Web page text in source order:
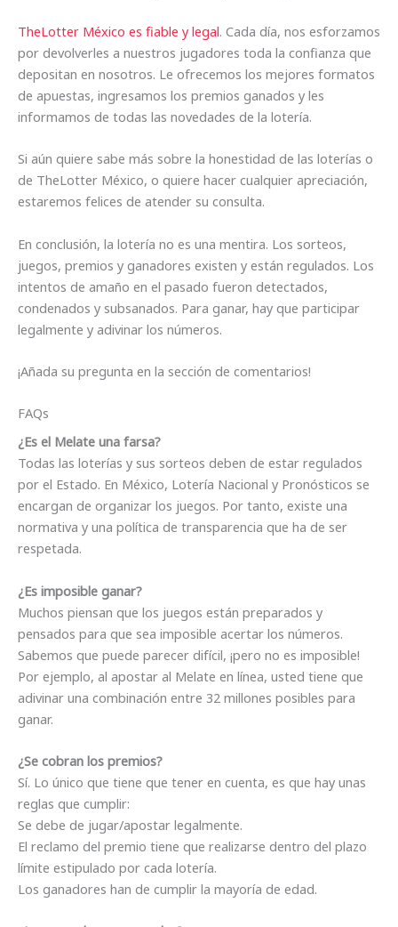
TheLotter México es fiable y legal. Cada día, nos esforzamos
por devolverles a nuestros jugadores toda la confianza que
depositan en nosotros. Le ofrecemos los mejores formatos
de apuestas, ingresamos los premios ganados y les
informamos de todas las novedades de la lotería.
Si aún quiere sabe más sobre la honestidad de las loterías o
de TheLotter México, o quiere hacer cualquier apreciación,
estaremos felices de atender su consulta.
En conclusión, la lotería no es una mentira. Los sorteos,
juegos, premios y ganadores existen y están regulados. Los
intentos de amaño en el pasado fueron detectados,
condenados y subsanados. Para ganar, hay que participar
legalmente y adivinar los números.
¡Añada su pregunta en la sección de comentarios!
FAQs
¿Es el Melate una farsa?
Todas las loterías y sus sorteos deben de estar regulados
por el Estado. En México, Lotería Nacional y Pronósticos se
encargan de organizar los juegos. Por tanto, existe una
normativa y una política de transparencia que ha de ser
respetada.
¿Es imposible ganar?
Muchos piensan que los juegos están preparados y
pensados para que sea imposible acertar los números.
Sabemos que puede parecer difícil, ¡pero no es imposible!
Por ejemplo, al apostar al Melate en línea, usted tiene que
adivinar una combinación entre 32 millones posibles para
ganar.
¿Se cobran los premios?
Sí. Lo único que tiene que tener en cuenta, es que hay unas
reglas que cumplir:
Se debe de jugar/apostar legalmente.
El reclamo del premio tiene que realizarse dentro del plazo
límite estipulado por cada lotería.
Los ganadores han de cumplir la mayoría de edad.